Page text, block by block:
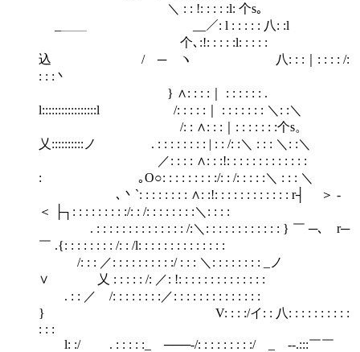
＼ : : !: : : : :l: 个s｡
_＿＿ __／: l : : : : : 八: :l
个､:!: : : : :l: : : : :
込 / ─ ヽ 八: : :｜: : : : /:
: : :丶
} ∧: : : :｜ : : : : : : .
l:::::::::::::::::l /: : : : :｜ : : : : : : : ＼: :＼
/: : ∧: : :｜: : : : : : :个s。
乂::::::::::ノ . : : : : : : : : | : : /: :＼ : : : ＼: :＼
／: : : : ∧: : :!: : : : : : : : : : : : :
: ｡O○: : : : : : : : :/: : /: : : : :＼ : : : ＼
､丶`: : : : : : : : ∧: :!: : : : : : : : : : : : r┤ ＞ -
＜ ├┐: : : : : : : : :/: : /: : : : : : : :＼: : : :
. : : : : : : : : : : : : : : /:＼: : : : : : : : : : : : } ￣ ─､ r─
￣ .{: : : : : : : : /: : /l: : : : : : : : : : : : : :
/: : : ／: : : : : : : : : :/ : : : ＼: : : : : : : : _ノ
∨ 乂 : : : : : /: ／: !: : : : : : : : : : : : : :
. : : ／ /: : : : : : : :／: : : : : : : : : : : : : :
} V: : : :/イ: : 八: : : : : : : : : :
: : :
l: :/ . : : : : :_ ───‐/: : : : : : : : :/ _ -‐.:::￣￣